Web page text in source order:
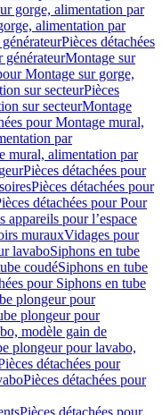
gorge, alimentation par
alimentation par
Pièces détachées
générateurMontage sur
Montage sur gorge,
sur secteurPièces
sur secteurMontage
pour Montage mural,
par
mural, alimentation par
Pièces détachées pour
Pièces détachées pour
détachées pour Pour
appareils pour l’espace
murauxVidages pour
lavaboSiphons en tube
coudéSiphons en tube
pour Siphons en tube
plongeur pour
plongeur pour
modèle gain de
plongeur pour lavabo,
détachées pour
Pièces détachées pour
Pièces détachées pour